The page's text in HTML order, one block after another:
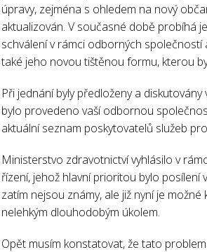
úpravy, zejména s ohledem na nový
aktualizován. V současné době probíhá
schválení v rámci odborných
také jeho novou tištěnou formu, kterou
Při jednání byly předloženy a
bylo provedeno vaší odbornou
aktuální seznam poskytovatelů služeb
Ministerstvo zdravotnictví vyhlásilo v
řízení, jehož hlavní prioritou bylo posílení
zatím nejsou známy, ale již nyní je
nelehkým dlouhodobým úkolem.
Opět musím konstatovat, že tato